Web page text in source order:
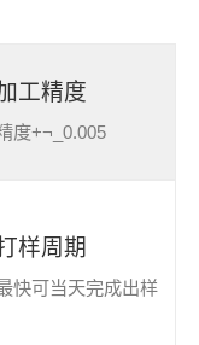
工精度
度+¬_0.005
样周期
快可当天完成出样